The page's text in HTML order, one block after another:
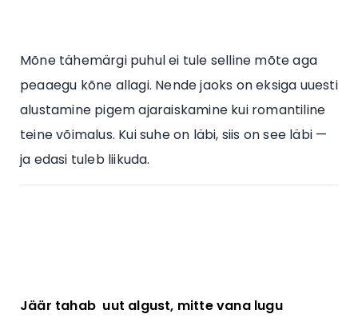
Mõne tähemärgi puhul ei tule selline mõte aga
peaaegu kõne allagi. Nende jaoks on eksiga uuesti
alustamine pigem ajaraiskamine kui romantiline
teine võimalus. Kui suhe on läbi, siis on see läbi —
ja edasi tuleb liikuda.
Jäär tahab uut algust, mitte vana lugu